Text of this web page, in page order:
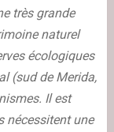
très grande
naturel
écologiques
(sud de Merida,
Il est
nécessitent une